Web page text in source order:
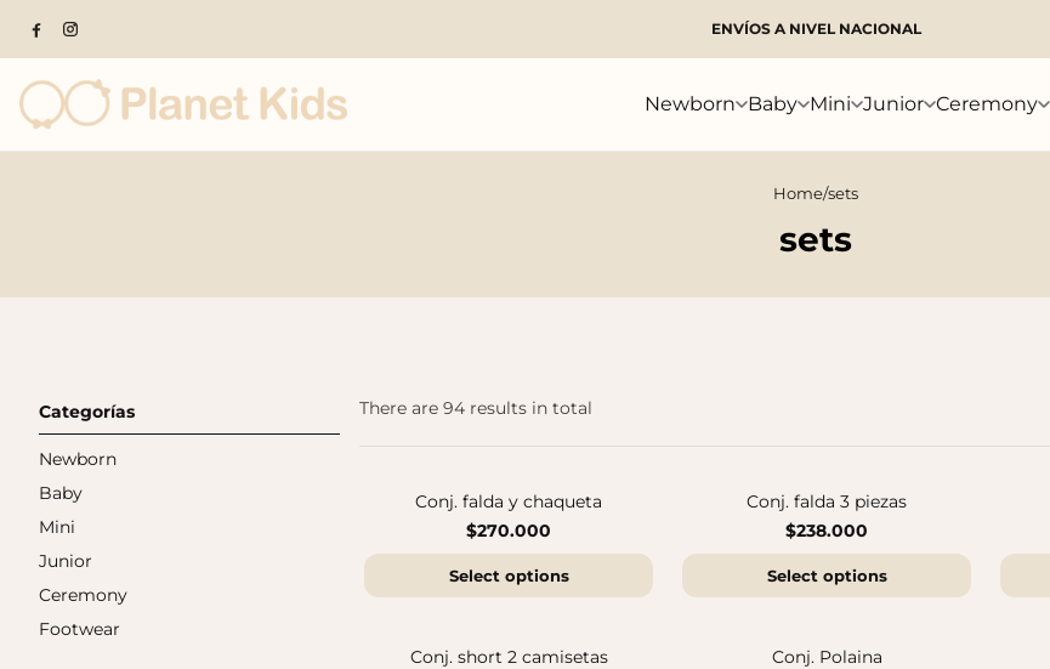
ENVÍOS A NIVEL NACIONAL
Newborn Baby Mini Junior Ceremony
Home/sets
sets
Categorías
Newborn
Baby
Mini
Junior
Ceremony
Footwear
There are 94 results in total
Conj. falda y chaqueta
$270.000
Select options
Conj. falda 3 piezas
$238.000
Select options
Conj. short 2 camisetas
Conj. Polaina
Search
Sandalias Maui MC
$140.000
$140.000
$140.000